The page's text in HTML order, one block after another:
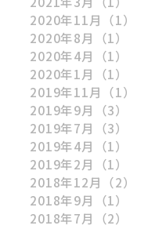
2020年11月 （1）
2020年8月
（1）
2020年4月
（1）
2020年1月
（1）
2019年11月 （1）
2019年9月
（3）
2019年7月
（3）
2019年4月
（1）
2019年2月
（1）
2018年12月 （2）
2018年9月
（1）
2018年7月
（2）